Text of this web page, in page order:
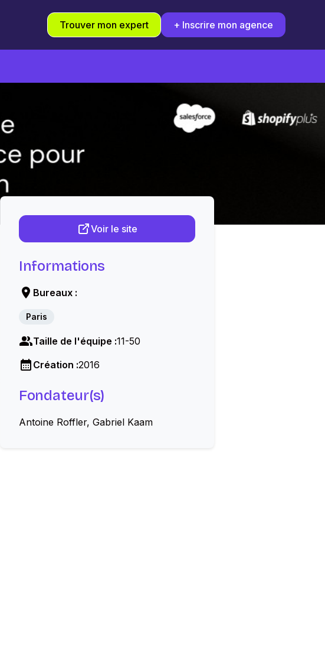
Trouver mon expert + Inscrire mon agence
Voir le site
Informations
Bureaux :
Paris
Taille de l'équipe :11-50
Création :2016
Fondateur(s)
Antoine Roffler, Gabriel Kaam